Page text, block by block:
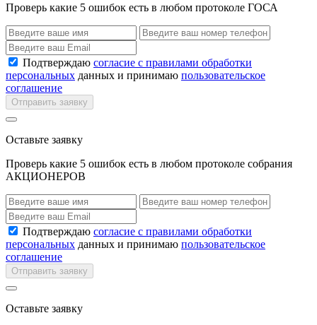
Проверь какие 5 ошибок есть в любом протоколе ГОСА
Подтверждаю согласие с правилами обработки
персональных данных и принимаю пользовательское
соглашение
Отправить заявку
Оставьте заявку
Проверь какие 5 ошибок есть в любом протоколе собрания
АКЦИОНЕРОВ
Подтверждаю согласие с правилами обработки
персональных данных и принимаю пользовательское
соглашение
Отправить заявку
Оставьте заявку